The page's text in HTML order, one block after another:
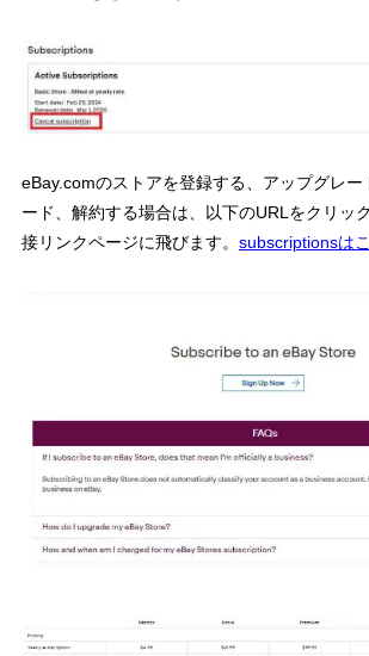
eBay.comのストアを登録する、アップグレー
ード、解約する場合は、以下のURLをクリッ
接リンクページに飛びます。 subscriptionsは